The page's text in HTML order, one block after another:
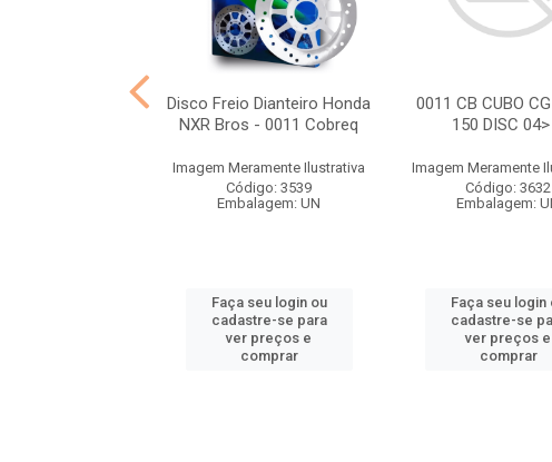
Disco Freio Dianteiro Honda
NXR Bros - 0011 Cobreq
Imagem Meramente Ilustrativa
Código: 3539
Embalagem: UN
Faça seu login ou
cadastre-se para
ver preços e
comprar
0011 CB CUBO
150 DISC 04>
Imagem Meramente
Código: 3632
Embalagem:
Faça seu login
cadastre-se
ver preços e
comprar